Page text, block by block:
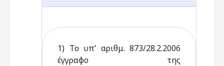
1) Το υπ’ αριθμ. 873/28.2.2006
έγγραφο της